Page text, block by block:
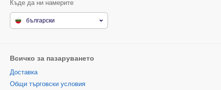
Къде да ни намерите
български
Всичко за пазаруването
Доставка
Общи търговски условия